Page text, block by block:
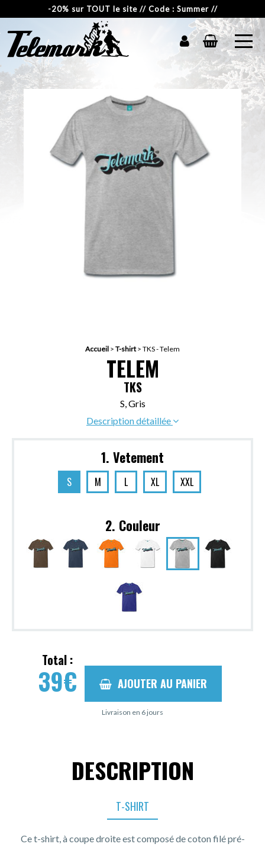
-20% sur TOUT le site // Code : Summer //
Accueil > T-shirt> TKS - Telem
TELEM
TKS
S, Gris
Description détaillée
1. Vetement
S M L XL XXL
2. Couleur
Total :
39€ AJOUTER AU PANIER
Livraison en 6 jours
DESCRIPTION
T-SHIRT
Ce t-shirt, à coupe droite est composé de coton filé pré-